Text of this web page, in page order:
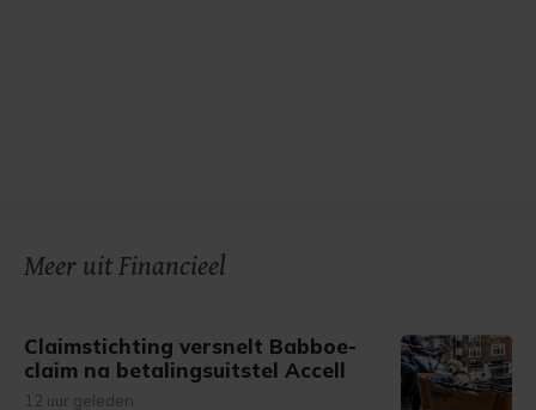
Meer uit Financieel
Claimstichting versnelt Babboe-
claim na betalingsuitstel Accell
12 uur geleden